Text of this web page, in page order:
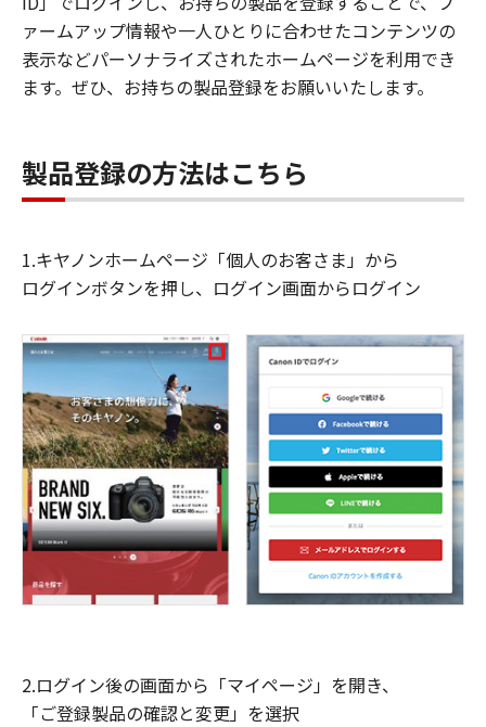
ァームアップ情報や一人ひとりに合わせたコンテンツの
表示などパーソナライズされたホームページを利用でき
ます。ぜひ、お持ちの製品登録をお願いいたします。
製品登録の方法はこちら
1.キヤノンホームページ「個人のお客さま」から
ログインボタンを押し、ログイン画面からログイン
2.ログイン後の画面から「マイページ」を開き、
「ご登録製品の確認と変更」を選択